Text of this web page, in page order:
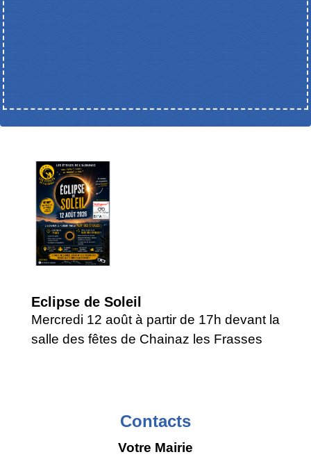
Eclipse de Soleil
Mercredi 12 août à partir de 17h devant la
salle des fêtes de Chainaz les Frasses
Contacts
Votre Mairie